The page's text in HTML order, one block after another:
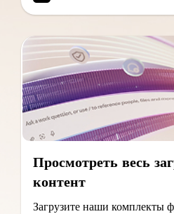
Просмотреть весь
контент
Загрузите наши комплекты